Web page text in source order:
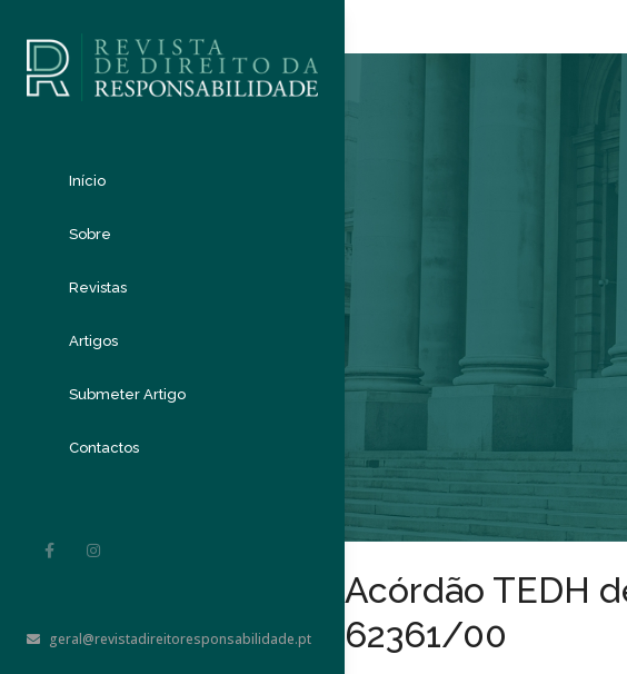
Início
Sobre
Revistas
Artigos
Submeter Artigo
Contactos
geral@revistadireitoresponsabilidade.pt
Acórdão TEDH
62361/00